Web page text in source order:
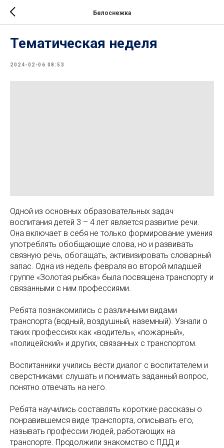
Белоснежка
Тематическая неделя
2024-02-06 08:53
Одной из основных образовательных задач
воспитания детей 3 – 4 лет является развитие речи.
Она включает в себя не только формирование умения
употреблять обобщающие слова, но и развивать
связную речь, обогащать, активизировать словарный
запас. Одна из недель февраля во второй младшей
группе «Золотая рыбка» была посвящена транспорту и
связанными с ним профессиями.
Ребята познакомились с различными видами
транспорта (водный, воздушный, наземный). Узнали о
таких профессиях как «водитель», «пожарный»,
«полицейский» и других, связанных с транспортом.
Воспитанники учились вести диалог с воспитателем и
сверстниками: слушать и понимать заданный вопрос,
понятно отвечать на него.
Ребята научились составлять короткие рассказы о
понравившемся виде транспорта, описывать его,
называть профессии людей, работающих на
транспорте. Продолжили знакомство с ПДД и